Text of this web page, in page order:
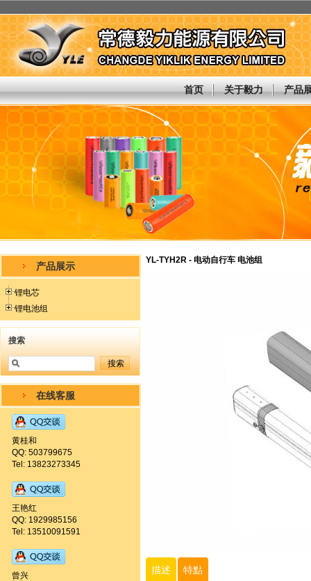
首页 关于毅力 产品
产品展示
锂电芯
锂电池组
搜索
在线客服
黄桂和
QQ: 503799675
Tel: 13823273345
王艳红
QQ: 1929985156
Tel: 13510091591
曾兴
YL-TYH2R - 电动自行车 电池组
描述 特點